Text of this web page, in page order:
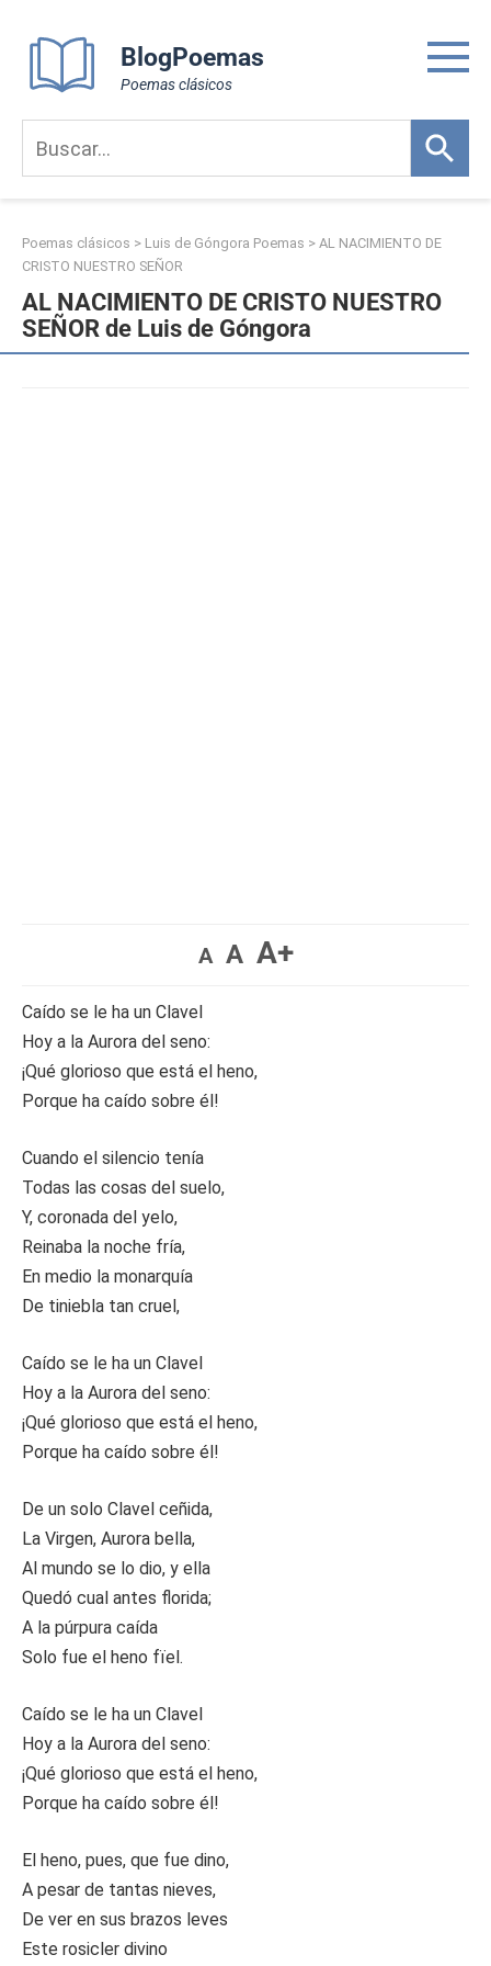
content
BlogPoemas
Poemas clásicos
Poemas clásicos > Luis de Góngora Poemas > AL NACIMIENTO DE
CRISTO NUESTRO SEÑOR
AL NACIMIENTO DE CRISTO NUESTRO
SEÑOR de Luis de Góngora
A A A+
Caído se le ha un Clavel
Hoy a la Aurora del seno:
¡Qué glorioso que está el heno,
Porque ha caído sobre él!
Cuando el silencio tenía
Todas las cosas del suelo,
Y, coronada del yelo,
Reinaba la noche fría,
En medio la monarquía
De tiniebla tan cruel,
Caído se le ha un Clavel
Hoy a la Aurora del seno:
¡Qué glorioso que está el heno,
Porque ha caído sobre él!
De un solo Clavel ceñida,
La Virgen, Aurora bella,
Al mundo se lo dio, y ella
Quedó cual antes florida;
A la púrpura caída
Solo fue el heno fïel.
Caído se le ha un Clavel
Hoy a la Aurora del seno:
¡Qué glorioso que está el heno,
Porque ha caído sobre él!
El heno, pues, que fue dino,
A pesar de tantas nieves,
De ver en sus brazos leves
Este rosicler divino